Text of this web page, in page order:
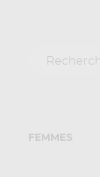
FEMMES